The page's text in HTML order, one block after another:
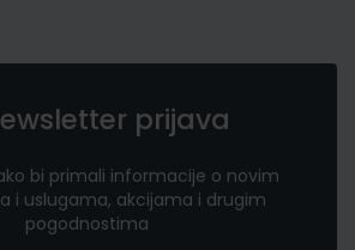
prijava
bi primali informacije o novim
i uslugama, akcijama i drugim
pogodnostima